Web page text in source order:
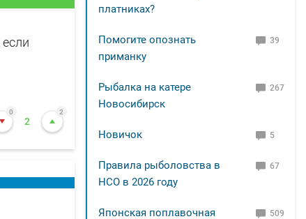
0
2
2
платниках?
Помогите опознать
приманку
39
Рыбалка на катере
Новосибирск
267
Новичок 5
Правила рыболовства в
НСО в 2026 году
67
Японская поплавочная
509